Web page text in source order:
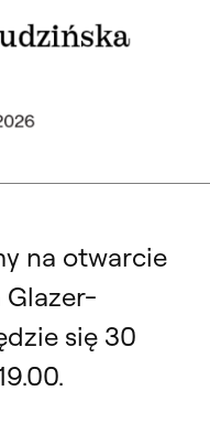
na otwarcie
Glazer-
się 30